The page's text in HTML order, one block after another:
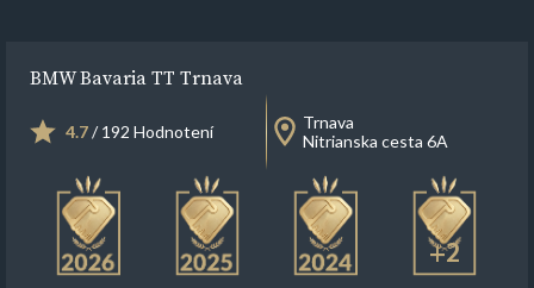
BMW Bavaria TT Trnava
4.7/ 192 Hodnotení
Trnava
Nitrianska cesta 6A
+2